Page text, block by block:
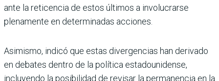
ante la reticencia de estos últimos a involucrarse
plenamente en determinadas acciones.
Asimismo, indicó que estas divergencias han deri­vado
en debates dentro de la política estadounidense,
incluyendo la posibilidad de revisar la permanencia en la